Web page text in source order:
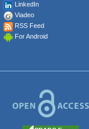
LinkedIn
Viadeo
RSS Feed
For Android